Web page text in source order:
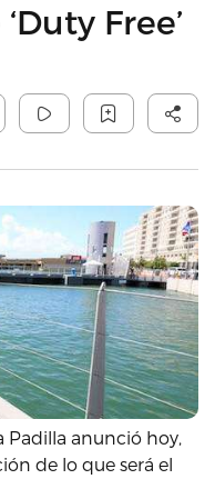
Free’
Padilla anunció hoy,
de lo que será el